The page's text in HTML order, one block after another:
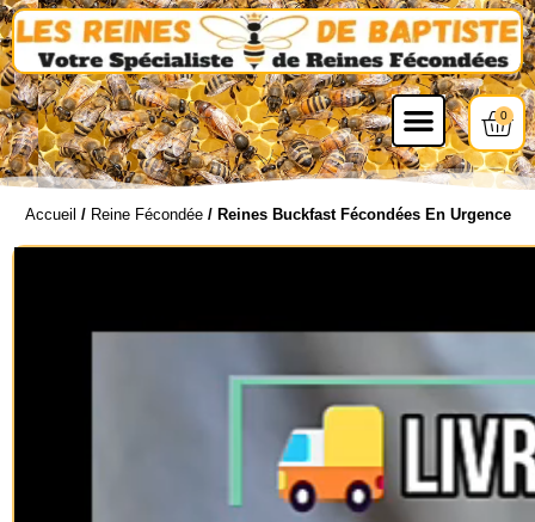
0
Accueil / Reine Fécondée/ Reines Buckfast Fécondées En Urgence